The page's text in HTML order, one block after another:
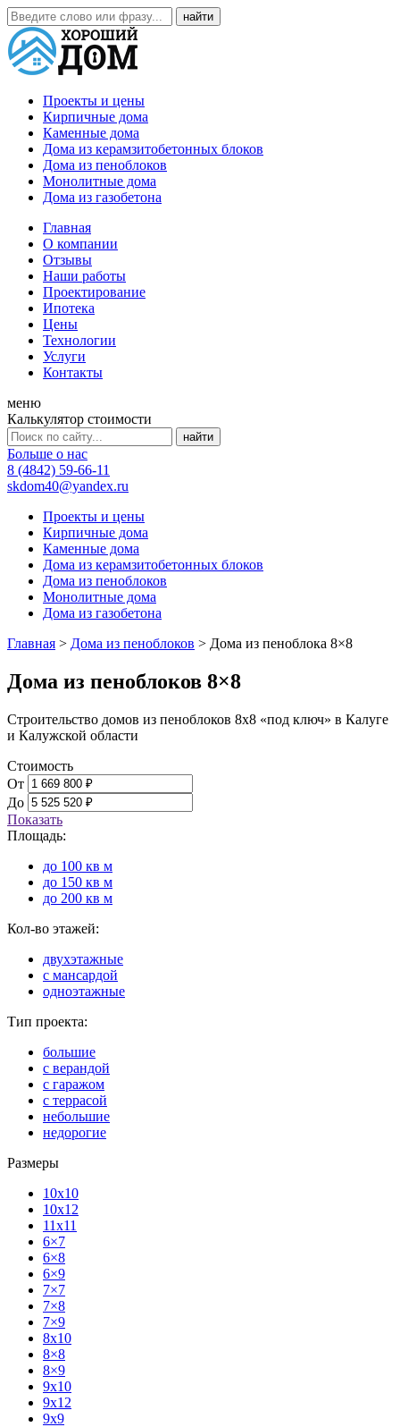
Проекты и цены
Кирпичные дома
Каменные дома
Дома из керамзитобетонных блоков
Дома из пеноблоков
Монолитные дома
Дома из газобетона
Главная
О компании
Отзывы
Наши работы
Проектирование
Ипотека
Цены
Технологии
Услуги
Контакты
меню
Калькулятор стоимости
Больше о нас
8 (4842) 59-66-11
skdom40@yandex.ru
Проекты и цены
Кирпичные дома
Каменные дома
Дома из керамзитобетонных блоков
Дома из пеноблоков
Монолитные дома
Дома из газобетона
Главная > Дома из пеноблоков > Дома из пеноблока 8×8
Дома из пеноблоков 8×8
Строительство домов из пеноблоков 8х8 «под ключ» в Калуге
и Калужской области
Стоимость
От
До
Показать
Площадь:
до 100 кв м
до 150 кв м
до 200 кв м
Кол-во этажей:
двухэтажные
с мансардой
одноэтажные
Тип проекта:
большие
с верандой
с гаражом
с террасой
небольшие
недорогие
Размеры
10x10
10x12
11x11
6×7
6×8
6×9
7×7
7×8
7×9
8x10
8×8
8×9
9x10
9x12
9x9